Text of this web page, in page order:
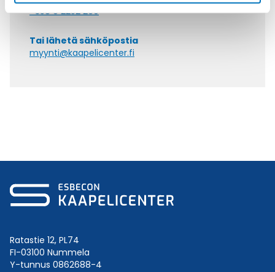
+358 9 2252 260
Tai lähetä sähköpostia
myynti@kaapelicenter.fi
Ratastie 12, PL74
FI-03100 Nummela
Y-tunnus 0862688-4